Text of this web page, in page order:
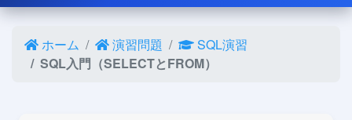
ホーム 演習問題
SQL演習
SQL入門（SELECTとFROM）